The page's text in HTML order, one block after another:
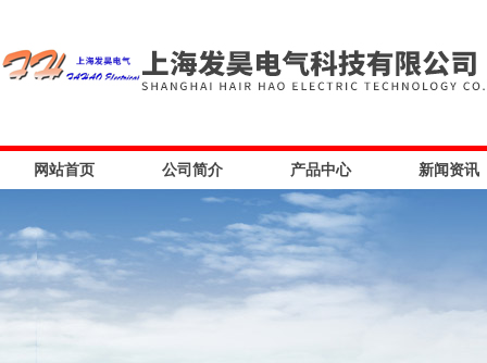
网站首页 公司简介 产品中心 新闻资讯